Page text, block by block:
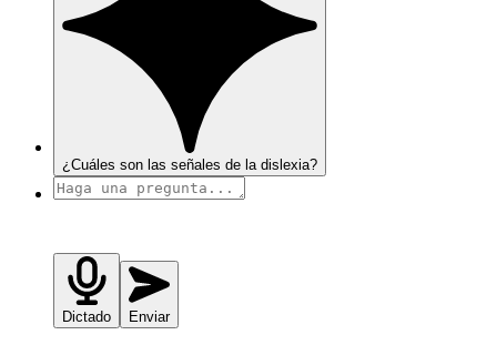
¿Cuáles son las señales de la dislexia?
Dictado Enviar